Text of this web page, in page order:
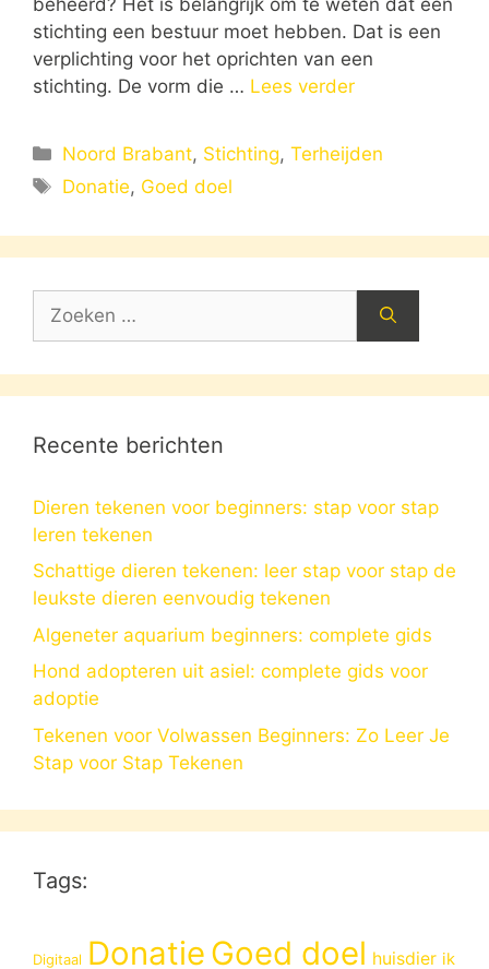
stichting een bestuur moet hebben. Dat is een
verplichting voor het oprichten van een
stichting. De vorm die … Lees verder
Categorieën
Noord Brabant, Stichting,Terheijden
Tags
Donatie, Goed doel
naar:
Recente berichten
Dieren tekenen voor beginners: stap voor stap
leren tekenen
Schattige dieren tekenen: leer stap voor stap de
leukste dieren eenvoudig tekenen
Algeneter aquarium beginners: complete gids
Hond adopteren uit asiel: complete gids voor
adoptie
Tekenen voor Volwassen Beginners: Zo Leer Je
Stap voor Stap Tekenen
Tags:
Digitaal Donatie Goed doel huisdier ik